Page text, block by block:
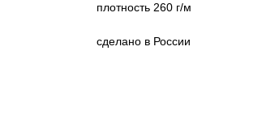
плотность 260 г/м
сделано в России